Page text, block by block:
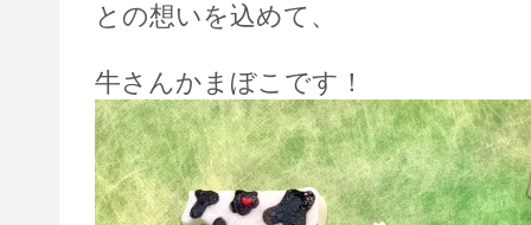
との想いを込めて、
牛さんかまぼこです！